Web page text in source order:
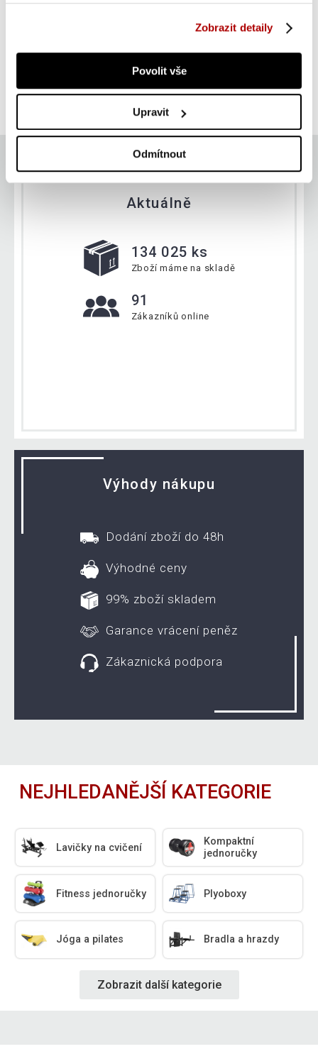
Zobrazit detaily
Povolit vše
Upravit
Odmítnout
Gorilla Sports Zátěžové manžety, černé, 2 x 5 kg
SUPER CENA
399 Kč
skladem
Aktuálně
134 025 ks
Zboží máme na skladě
91
Zákazníků online
Výhody nákupu
Dodání zboží do 48h
Výhodné ceny
99% zboží skladem
Garance vrácení peněz
Zákaznická podpora
NEJHLEDANĚJŠÍ KATEGORIE
Lavičky na cvičení
Kompaktní
jednoručky
Fitness jednoručky Plyoboxy
Jóga a pilates Bradla a hrazdy
Zobrazit další kategorie